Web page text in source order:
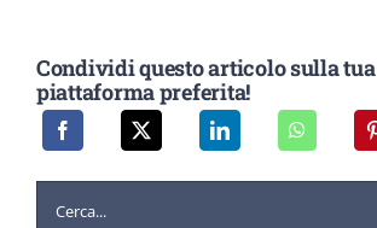
Condividi questo articolo sulla tua
piattaforma preferita!